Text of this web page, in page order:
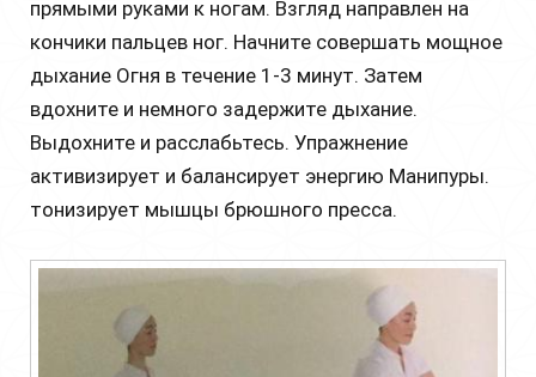
прямыми руками к ногам. Взгляд направлен на
кончики пальцев ног. Начните совершать мощное
дыхание Огня в течение 1-3 минут. Затем
вдохните и немного задержите дыхание.
Выдохните и расслабьтесь. Упражнение
активизирует и балансирует энергию Манипуры.
тонизирует мышцы брюшного пресса.